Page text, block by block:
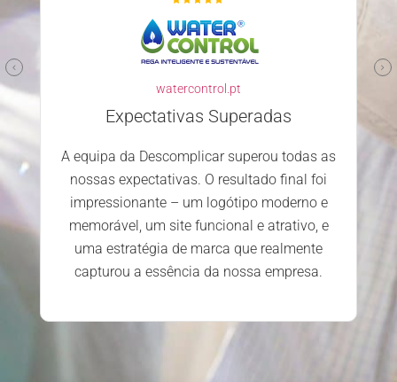
familyclinic.pt
Parceiro confiável e competente
Escolher a Descomplicar.pt para
desenvolver o nosso site foi uma excelente
equipa mostrou-se profissional, atenciosa e
dedicada. Estamos extremamente
satisfeitos com o serviço prestado e os
resultados alcançados.